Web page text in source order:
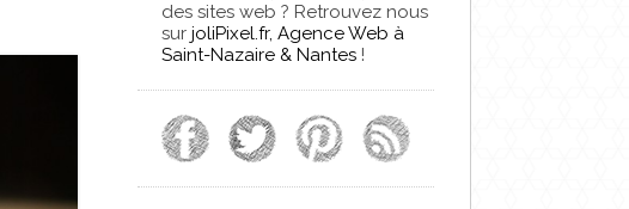
des sites web ? Retrouvez nous
sur joliPixel.fr, Agence Web à
Saint-Nazaire & Nantes !